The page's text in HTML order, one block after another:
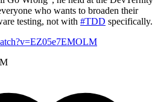
who wants to broaden their
testing, not with #TDD specifically.